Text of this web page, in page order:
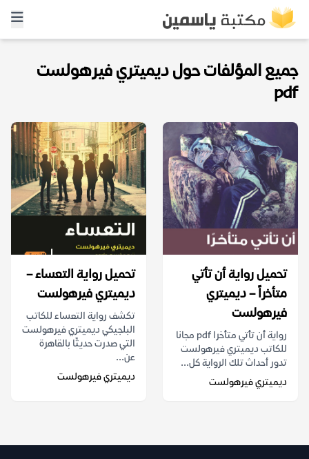
جميع المؤلفات حول ديميتري فيرهولست
pdf
تحميل رواية أن تأتي
متأخراً – ديميتري
فيرهولست
رواية أن تأتي متأخرا pdf مجانا
للكاتب ديميتري فيرهولست
تدور أحداث تلك الرواية كل...
ديميتري فيرهولست
تحميل رواية التعساء –
ديميتري فيرهولست
تكشف رواية التعساء للكاتب
البلجيكي ديميتري فيرهولست
التي صدرت حديثًا بالقاهرة
عن...
ديميتري فيرهولست